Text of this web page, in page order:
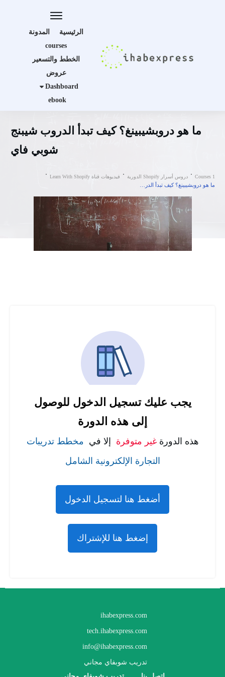
الرئيسية
المدونة
courses
الخطط والتسعير
عروض
Dashboard
ebook
ما هو دروبشيبينغ؟ كيف تبدأ الدروب شيبنج
شوبي فاي
Courses 1 دروس أسرار Shopify الدورية فيديوهات قناة Learn With Shopify
يجب عليك تسجيل الدخول للوصول
إلى هذه الدورة
هذه الدورةغير متوفرة إلا في مخطط تدريبات
التجارة الإلكترونية الشامل
أضغط هنا لتسجيل الدخول
إضغط هنا للإشتراك
ihabexpress.com
tech.ihabexpress.com
info@ihabexpress.com
تدريب شوبفاي مجاني